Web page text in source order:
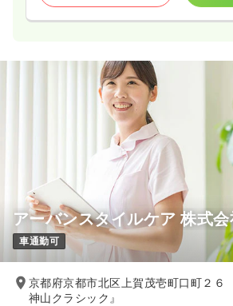
アーバンスタイルケア 株式
車通勤可
京都府京都市北区上賀茂壱町口町２６
神山クラシック』